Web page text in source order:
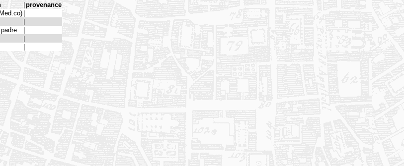
|provenance
|
|
|
|
|